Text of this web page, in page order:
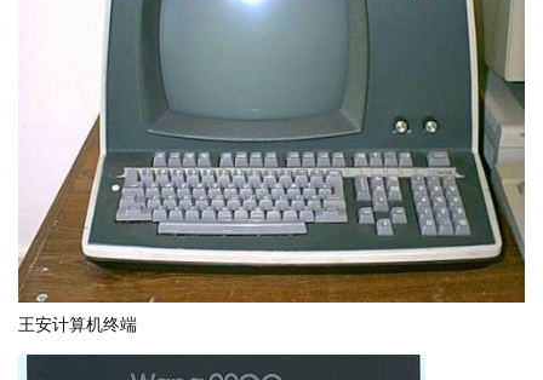
王安计算机终端